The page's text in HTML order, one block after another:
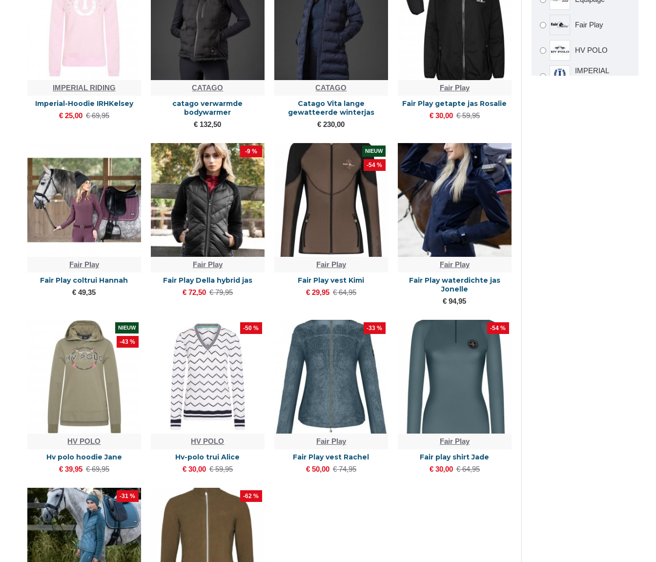
IMPERIAL RIDING
Imperial-Hoodie IRHKelsey
€ 25,00 € 69,95
CATAGO
catago verwarmde
bodywarmer
€ 132,50
CATAGO
Catago Vita lange
gewatteerde winterjas
€ 230,00
Fair Play
Fair Play getapte jas Rosalie
€ 30,00 € 59,95
Fair Play
Fair Play coltrui Hannah
€ 49,35
-9 %
Fair Play
Fair Play Della hybrid jas
€ 72,50 € 79,95
NIEUW
-54 %
Fair Play
Fair Play vest Kimi
€ 29,95 € 64,95
Fair Play
Fair Play waterdichte jas
Jonelle
€ 94,95
NIEUW
-43 %
HV POLO
Hv polo hoodie Jane
€ 39,95 € 69,95
-50 %
HV POLO
Hv-polo trui Alice
€ 30,00 € 59,95
-33 %
Fair Play
Fair Play vest Rachel
€ 50,00 € 74,95
-54 %
Fair Play
Fair play shirt Jade
€ 30,00 € 64,95
-31 % -62 %
Fair Play
HV POLO
IMPERIAL